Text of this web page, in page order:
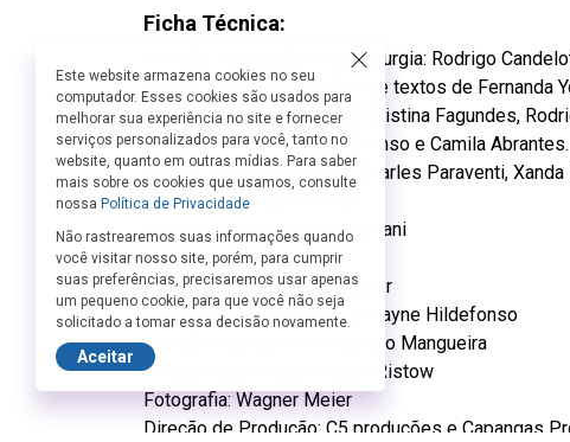
Ficha Técnica:
Direção, concepção e dramaturgia: Rodrigo
Textos: Livres adaptações de textos de Fernanda
Paulo Halm, Marcus Alvisi, Cristina Fagundes,
Rocha, Igor Paiva, Lucas Domso e Camila Abrantes.
Elenco: Rodrigo Candelot, Charles Paraventi,
direção: Alexandre Méziat
Iluminação: Fernanda Mantovani
Cenografia: José Dias
Figurinos: Constança Whitaker
Direção de Movimentos: Johayne Hildefonso
Direção Musical: D’Alessandro Mangueira
Programador Visual: Thiago Ristow
Fotografia: Wagner Meier
Direção de Produção: C5 produções e Capangas
Este website armazena cookies no seu
computador. Esses cookies são usados para
melhorar sua experiência no site e fornecer
serviços personalizados para você, tanto no
website, quanto em outras mídias. Para saber
mais sobre os cookies que usamos, consulte
nossa Política de Privacidade
Não rastrearemos suas informações quando
você visitar nosso site, porém, para cumprir
suas preferências, precisaremos usar apenas
um pequeno cookie, para que você não seja
solicitado a tomar essa decisão novamente.
Aceitar